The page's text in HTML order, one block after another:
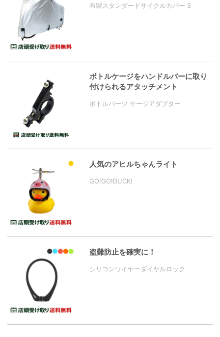
布製スタンダードサイクルカバー S
ボトルケージをハンドルバーに取り
付けられるアタッチメント
ボトルパーツ ケージアダプター
人気のアヒルちゃんライト
GO!GO!DUCK!
盗難防止を確実に！
シリコンワイヤーダイヤルロック